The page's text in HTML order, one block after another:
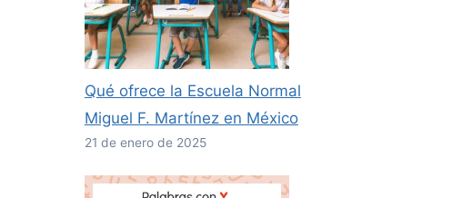
Qué ofrece la Escuela Normal
Miguel F. Martínez en México
21 de enero de 2025